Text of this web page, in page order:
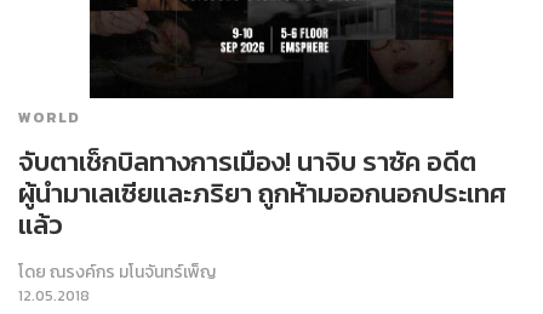
WORLD
จับตาเช็กบิลทางการเมือง! นาจิบ ราซัค อดีต
ผู้นำมาเลเซียและภริยา ถูกห้ามออกนอกประเทศ
แล้ว
โดยณรงค์กร มโนจันทร์เพ็ญ
12.05.2018